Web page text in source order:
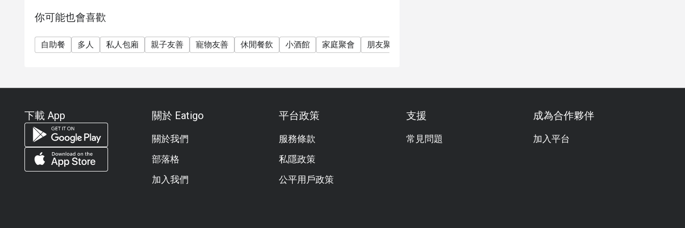
9. W Hong Kong 保留隨時更改條款和條件的權利，恕不另行通知
你可能也會喜歡
自助餐 多人 私人包廂 親子友善 寵物友善 休閒餐飲 小酒館 家庭聚會 朋友聚會
下載 App 關於 Eatigo
關於我們
部落格
加入我們
平台政策
服務條款
私隱政策
公平用戶政策
支援
常見問題
成為合作夥伴
加入平台